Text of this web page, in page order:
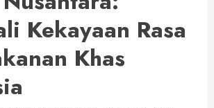
Kekayaan Rasa
Khas